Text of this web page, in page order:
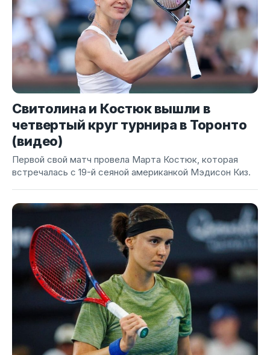
Свитолина и Костюк вышли в
четвертый круг турнира в Торонто
(видео)
Первой свой матч провела Марта Костюк, которая
встречалась с 19-й сеяной американкой Мэдисон Киз.